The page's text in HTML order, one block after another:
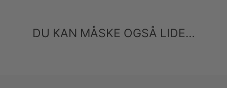
DU KAN MÅSKE OGSÅ LIDE…